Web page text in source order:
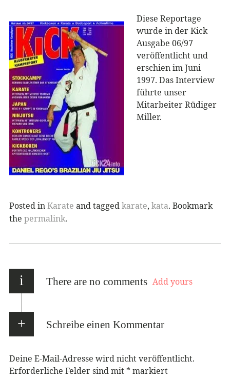
Diese Reportage
wurde in der Kick
Ausgabe 06/97
veröffentlicht und
erschien im Juni
1997. Das Interview
führte unser
Mitarbeiter Rüdiger
Miller.
Posted inKarate and taggedkarate, kata. Bookmark
the permalink.
i There are no comments Add yours
Schreibe einen Kommentar
Deine E-Mail-Adresse wird nicht veröffentlicht.
Erforderliche Felder sind mit * markiert